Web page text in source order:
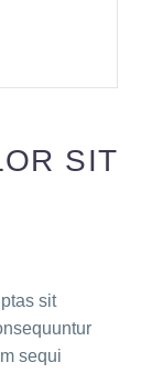
SIT
sit
sequi